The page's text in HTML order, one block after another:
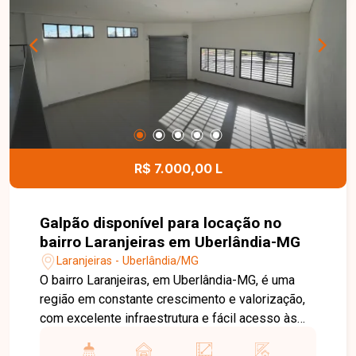
dispõe de portaria 24 horas, playground, quadra
esportiva e quiosque com churrasqueira,
proporcionando mais segurança, lazer e
comodidade para toda a família. Uma excelente
oportunidade para quem busca um apartamento
bem localizado, com condomínio completo e
ótimo custo-benefício. Entre em contato e
agende sua visita!
R$ 7.000,00 L
Galpão disponível para locação no
bairro Laranjeiras em Uberlândia-MG
Laranjeiras - Uberlândia/MG
O bairro Laranjeiras, em Uberlândia-MG, é uma
região em constante crescimento e valorização,
com excelente infraestrutura e fácil acesso às